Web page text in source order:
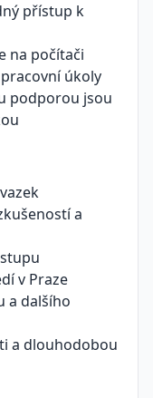
přístup k
na počítači
úkoly
podporou jsou
a
v Praze
a dalšího
a dlouhodobou